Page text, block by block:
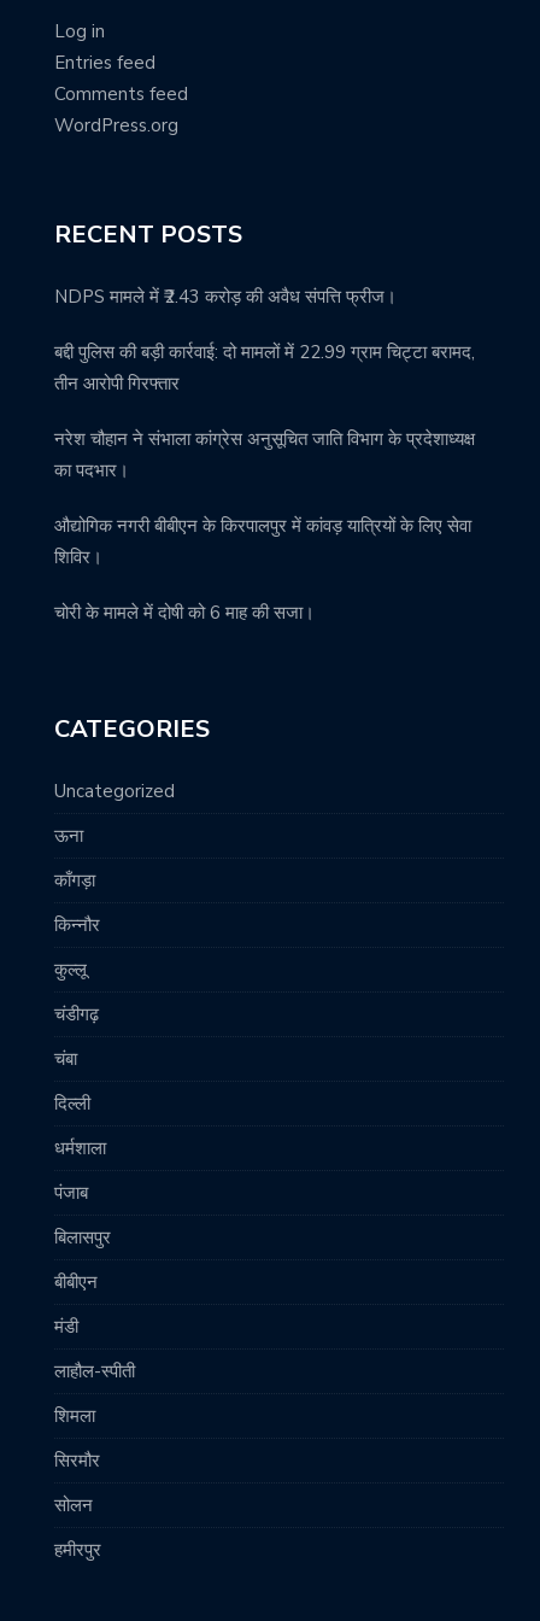
Log in
Entries feed
Comments feed
WordPress.org
RECENT POSTS
NDPS मामले में ₹2.43 करोड़ की अवैध संपत्ति फ्रीज।
बद्दी पुलिस की बड़ी कार्रवाई: दो मामलों में 22.99 ग्राम चिट्टा बरामद,
तीन आरोपी गिरफ्तार
नरेश चौहान ने संभाला कांग्रेस अनुसूचित जाति विभाग के प्रदेशाध्यक्ष
का पदभार।
औद्योगिक नगरी बीबीएन के किरपालपुर में कांवड़ यात्रियों के लिए सेवा
शिविर।
चोरी के मामले में दोषी को 6 माह की सजा।
CATEGORIES
Uncategorized
ऊना
काँगड़ा
किन्नौर
कुल्लू
चंडीगढ़
चंबा
दिल्ली
धर्मशाला
पंजाब
बिलासपुर
बीबीएन
मंडी
लाहौल-स्पीती
शिमला
सिरमौर
सोलन
हमीरपुर